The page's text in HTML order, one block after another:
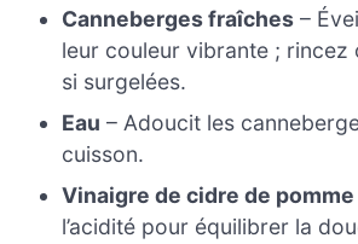
Canneberges fraîches –
leur couleur vibrante ; rincez
si surgelées.
Eau – Adoucit les
cuisson.
Vinaigre de cidre de pomme
l’acidité pour équilibrer la